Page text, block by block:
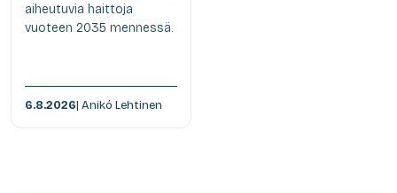
aiheutuvia haittoja
vuoteen 2035 mennessä.
6.8.2026| Anikó Lehtinen